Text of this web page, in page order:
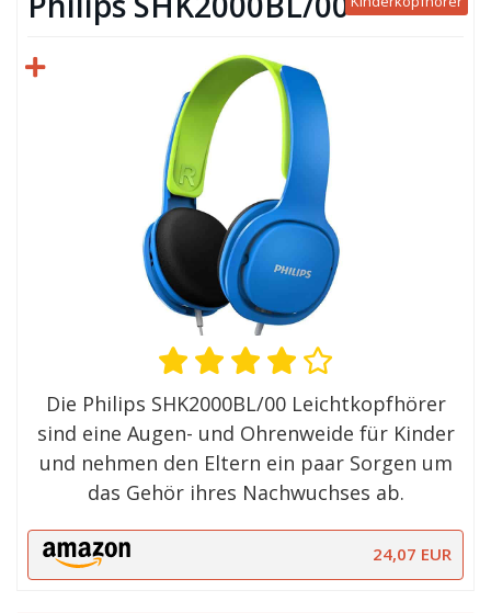
Die Philips SHK2000BL/00 Leichtkopfhörer
sind eine Augen- und Ohrenweide für Kinder
und nehmen den Eltern ein paar Sorgen um
das Gehör ihres Nachwuchses ab.
24,07 EUR